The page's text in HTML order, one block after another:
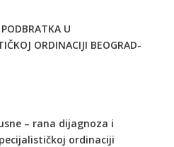
PODBRATKA U
ORDINACIJI BEOGRAD-
– rana dijagnoza i
ordinaciji